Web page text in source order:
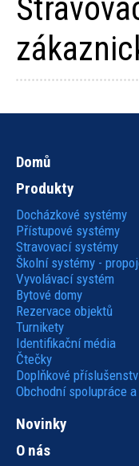
Hlavní
navigace
Domů
Produkty
Docházkové systémy
Přístupové systémy
Stravovací systémy
Školní systémy -
Vyvolávací systém
Bytové domy
Rezervace objektů
Turnikety
Identifikační média
Čtečky
Doplňkové
Obchodní spolupráce
Novinky
O nás